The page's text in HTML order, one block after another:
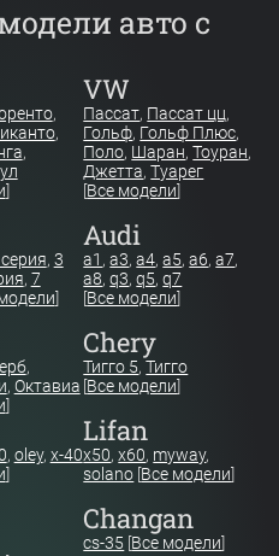
авто с
,
,
,
]
VW
Пассат, Пассат цц,
Гольф, Гольф Плюс,
Поло, Шаран,Тоуран,
Джетта,Туарег
[Все модели]
, 3
, 7
]
Audi
a1 ,a3,a4,a5,a6,a7,
a8,q3,q5,q7
[Все модели]
,
, Октавиа
]
Chery
Тигго 5,Тигго
[Все модели]
, oley, x-40
]
Lifan
x50,x60, myway,
solano [Все модели]
Changan
cs-35 [Все модели]